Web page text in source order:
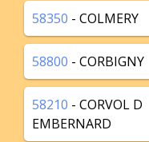
58350 - COLMERY
58800 - CORBIGNY
58210 - CORVOL D
EMBERNARD